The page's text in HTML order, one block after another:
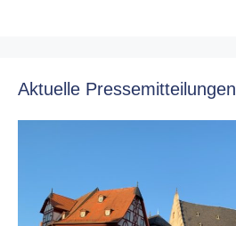
Aktuelle Pressemitteilungen